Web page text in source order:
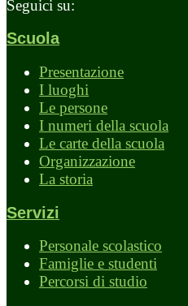
Seguici su:
Scuola
Presentazione
I luoghi
Le persone
I numeri della scuola
Le carte della scuola
Organizzazione
La storia
Servizi
Personale scolastico
Famiglie e studenti
Percorsi di studio